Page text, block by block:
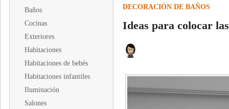
Baños
Cocinas
Exteriores
Habitaciones
Habitaciones de bebés
Habitaciones infantiles
Iluminación
Salones
DECORACIÓN DE BAÑOS
Ideas para colocar